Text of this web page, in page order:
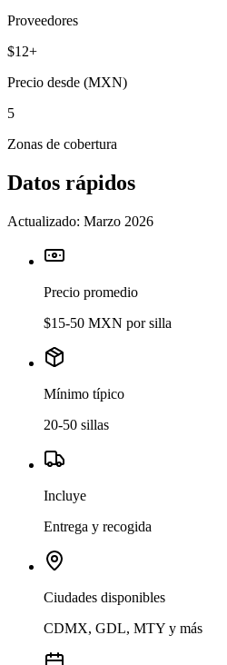
Proveedores
$12+
Precio desde (MXN)
5
Zonas de cobertura
Datos rápidos
Actualizado: Marzo 2026
Precio promedio
$15-50 MXN por silla
Mínimo típico
20-50 sillas
Incluye
Entrega y recogida
Ciudades disponibles
CDMX, GDL, MTY y más